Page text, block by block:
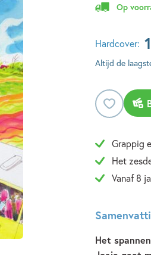
Op
Hardcover:
Altijd de
Grappig
Het
Vanaf 8
Het